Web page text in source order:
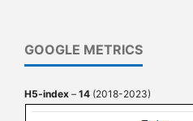
GOOGLE METRICS
H5-index – 14 (2018-2023)